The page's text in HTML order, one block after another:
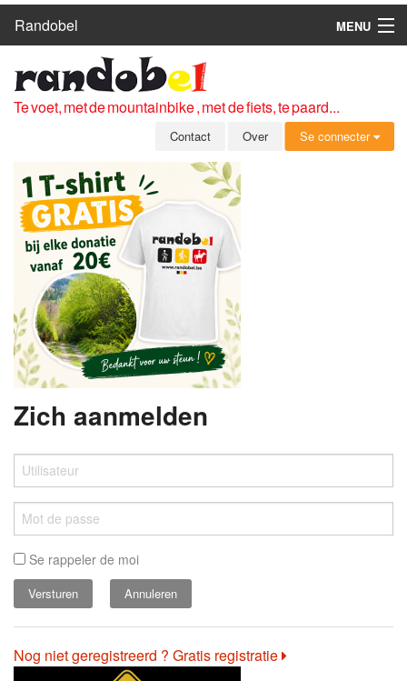
Randobel
MENU
ROUTES
CLUBS
OVER
LEDEN
ZICH AANMELDEN
GRATIS REGISTRATIE
WACHTWOORD VERGETEN
Te voet, met de mountainbike , met de fiets, te paard...
Contact Over Se connecter
Zich aanmelden
Se rappeler de moi
Annuleren
Nog niet geregistreerd ? Gratis registratie